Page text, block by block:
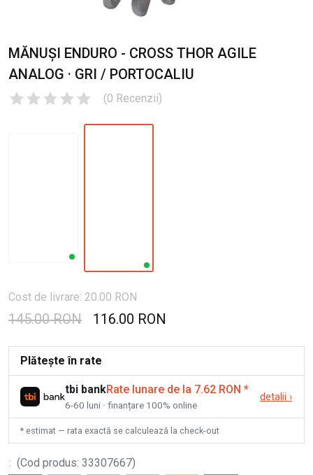
MĂNUȘI ENDURO - CROSS THOR AGILE
ANALOG · GRI / PORTOCALIU
(0 Recenzii)
Cost de livrare: 20.00 RON
145.00 RON 116.00 RON
Plătește în rate
tbi bankRate lunare de la 7.62 RON *
6-60 luni · finanțare 100% online
detalii ›
* estimat — rata exactă se calculează la check-out
: (Cod produs: 33307667)